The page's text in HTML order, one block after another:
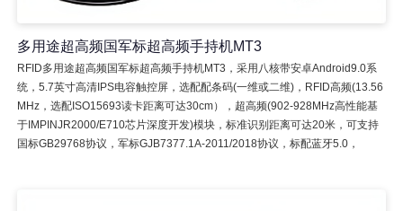
多用途超高频国军标超高频手持机MT3
RFID多用途超高频国军标超高频手持机MT3，采用八核带安卓Android9.0系
统，5.7英寸高清IPS电容触控屏，选配配条码(一维或二维)，RFID高频(13.56
MHz，选配ISO15693读卡距离可达30cm），超高频(902-928MHz高性能基
于IMPINJR2000/E710芯片深度开发)模块，标准识别距离可达20米，可支持
国标GB29768协议，军标GJB7377.1A-2011/2018协议，标配蓝牙5.0，